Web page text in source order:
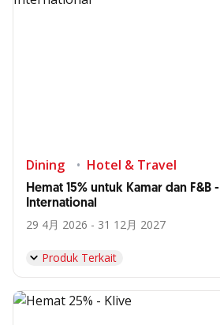
Dining Hotel & Travel
Hemat 15% untuk Kamar dan F&B
International
29 4月 2026 - 31 12月 2027
Produk Terkait